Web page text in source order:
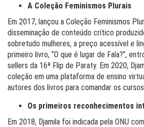
A Coleção Feminismos Plurais
Em 2017, lançou a Coleção Feminismos
disseminação de conteúdo crítico
sobretudo mulheres, a preço acessível e
primeiro livro, “O que é lugar de Fala?”,
sellers da 16ª Flip de Paraty. Em 2020,
coleção em uma plataforma de ensino
autores dos livros para comandar os
Os primeiros reconhecimentos
Em 2018, Djamila foi indicada pela ONU